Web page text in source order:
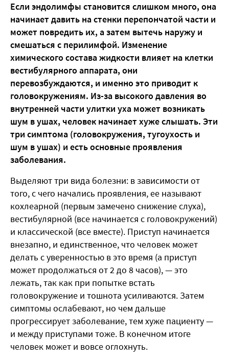
Если эндолимфы становится слишком много, она
начинает давить на стенки перепончатой части и
может повредить их, а затем вытечь наружу и
смешаться с перилимфой. Изменение
химического состава жидкости влияет на клетки
вестибулярного аппарата, они
перевозбуждаются, и именно это приводит к
головокружениям. Из-за высокого давления во
внутренней части улитки уха может возникать
шум в ушах, человек начинает хуже слышать. Эти
три симптома (головокружения, тугоухость и
шум в ушах) и есть основные проявления
заболевания.
Выделяют три вида болезни: в зависимости от
того, с чего начались проявления, ее называют
кохлеарной (первым замечено снижение слуха),
вестибулярной (все начинается с головокружений)
и классической (все вместе). Приступ начинается
внезапно, и единственное, что человек может
делать с уверенностью в это время (а приступ
может продолжаться от 2 до 8 часов), — это
лежать, так как при попытке встать
головокружение и тошнота усиливаются. Затем
симптомы ослабевают, но чем дальше
прогрессирует заболевание, тем хуже пациенту —
и между приступами тоже. В конечном итоге
человек может и вовсе оглохнуть.